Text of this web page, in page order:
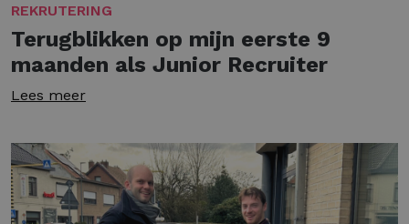
REKRUTERING
Terugblikken op mijn eerste 9
maanden als Junior Recruiter
Lees meer